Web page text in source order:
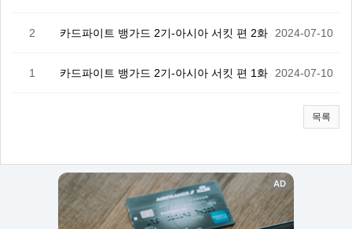
2 카드파이트 뱅가드 2기-아시아 서킷 편 2화 2024-07-10
1 카드파이트 뱅가드 2기-아시아 서킷 편 1화 2024-07-10
목록